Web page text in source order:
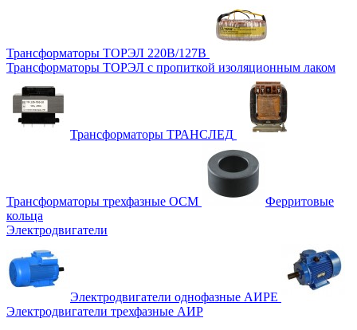
Трансформаторы ТОРЭЛ 220В/127В
Трансформаторы ТОРЭЛ с пропиткой изоляционным лаком
Трансформаторы ТРАНСЛЕД
Трансформаторы трехфазные ОСМ
Ферритовые
кольца
Электродвигатели
Электродвигатели однофазные АИРЕ
Электродвигатели трехфазные АИР